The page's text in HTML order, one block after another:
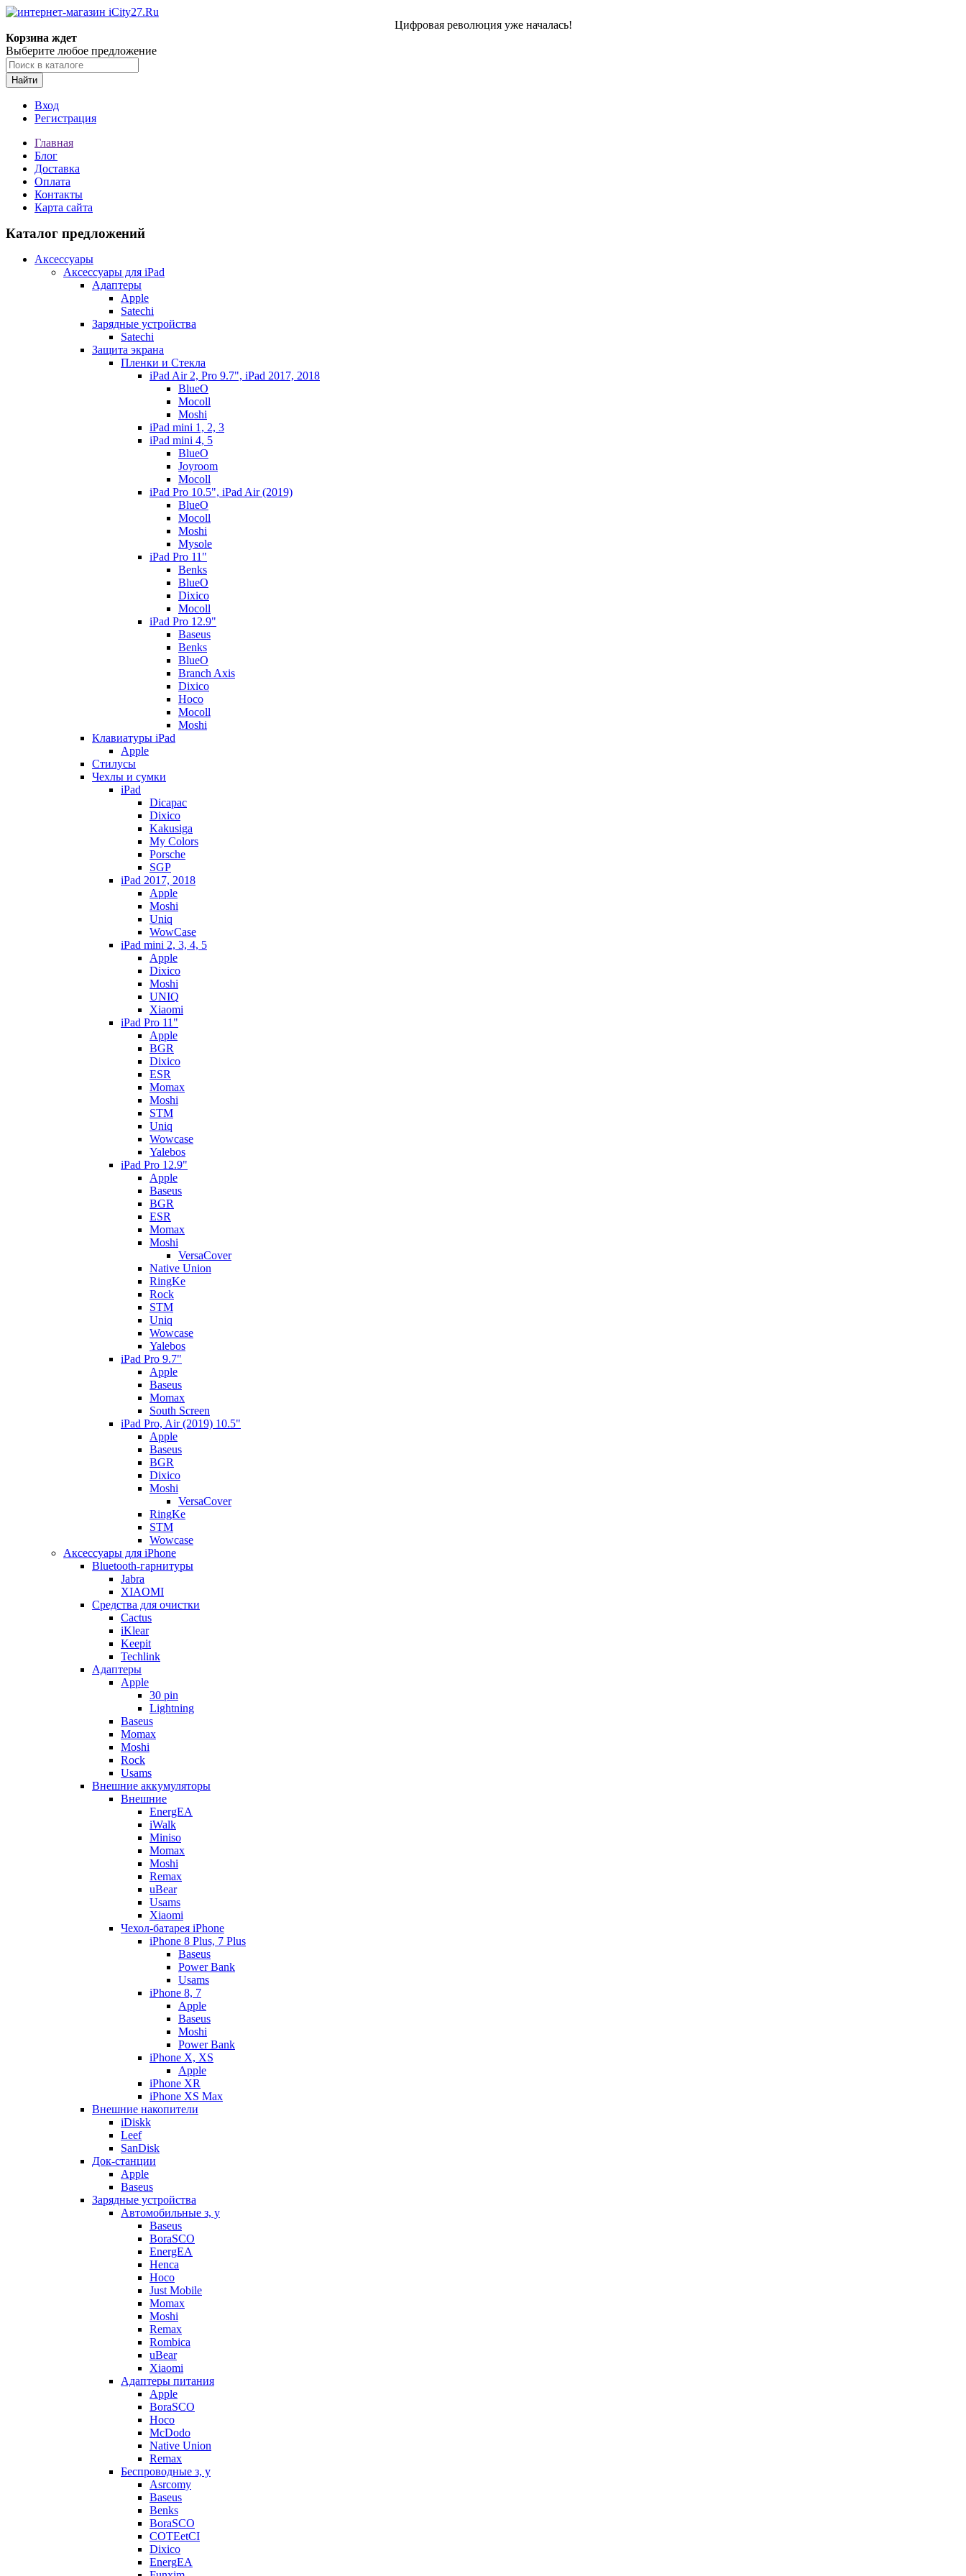
Цифровая революция уже началась!
Корзина ждет
Выберите любое предложение
Найти
Вход
Регистрация
Главная
Блог
Доставка
Оплата
Контакты
Карта сайта
Каталог предложений
Аксессуары
Аксессуары для iPad
Адаптеры
Apple
Satechi
Зарядные устройства
Satechi
Защита экрана
Пленки и Стекла
iPad Air 2, Pro 9.7", iPad 2017, 2018
BlueO
Mocoll
Moshi
iPad mini 1, 2, 3
iPad mini 4, 5
BlueO
Joyroom
Mocoll
iPad Pro 10.5", iPad Air (2019)
BlueO
Mocoll
Moshi
Mysole
iPad Pro 11"
Benks
BlueO
Dixico
Mocoll
iPad Pro 12.9"
Baseus
Benks
BlueO
Branch Axis
Dixico
Hoco
Mocoll
Moshi
Клавиатуры iPad
Apple
Стилусы
Чехлы и сумки
iPad
Dicapac
Dixico
Kakusiga
My Colors
Porsche
SGP
iPad 2017, 2018
Apple
Moshi
Uniq
WowCase
iPad mini 2, 3, 4, 5
Apple
Dixico
Moshi
UNIQ
Xiaomi
iPad Pro 11"
Apple
BGR
Dixico
ESR
Momax
Moshi
STM
Uniq
Wowcase
Yalebos
iPad Pro 12.9"
Apple
Baseus
BGR
ESR
Momax
Moshi
VersaCover
Native Union
RingKe
Rock
STM
Uniq
Wowcase
Yalebos
iPad Pro 9.7"
Apple
Baseus
Momax
South Screen
iPad Pro, Air (2019) 10.5"
Apple
Baseus
BGR
Dixico
Moshi
VersaCover
RingKe
STM
Wowcase
Аксессуары для iPhone
Bluetooth-гарнитуры
Jabra
XIAOMI
Cредства для очистки
Cactus
iKlear
Keepit
Techlink
Адаптеры
Apple
30 pin
Lightning
Baseus
Momax
Moshi
Rock
Usams
Внешние аккумуляторы
Внешние
EnergEA
iWalk
Miniso
Momax
Moshi
Remax
uBear
Usams
Xiaomi
Чехол-батарея iPhone
iPhone 8 Plus, 7 Plus
Baseus
Power Bank
Usams
iPhone 8, 7
Apple
Baseus
Moshi
Power Bank
iPhone X, XS
Apple
iPhone XR
iPhone XS Max
Внешние накопители
iDiskk
Leef
SanDisk
Док-станции
Apple
Baseus
Зарядные устройства
Автомобильные з, у
Baseus
BoraSCO
EnergEA
Henca
Hoco
Just Mobile
Momax
Moshi
Remax
Rombica
uBear
Xiaomi
Адаптеры питания
Apple
BoraSCO
Hoco
McDodo
Native Union
Remax
Беспроводные з, у
Asrcomy
Baseus
Benks
BoraSCO
COTEetCI
Dixico
EnergEA